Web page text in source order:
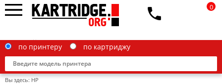
по принтеру по картриджу
0
Вы здесь: HP